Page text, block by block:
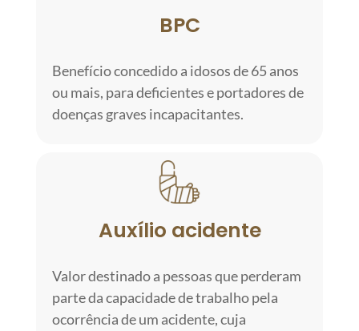
BPC
Benefício concedido a idosos de 65 anos
ou mais, para deficientes e portadores de
doenças graves incapacitantes.
Auxílio acidente
Valor destinado a pessoas que perderam
parte da capacidade de trabalho pela
ocorrência de um acidente, cuja